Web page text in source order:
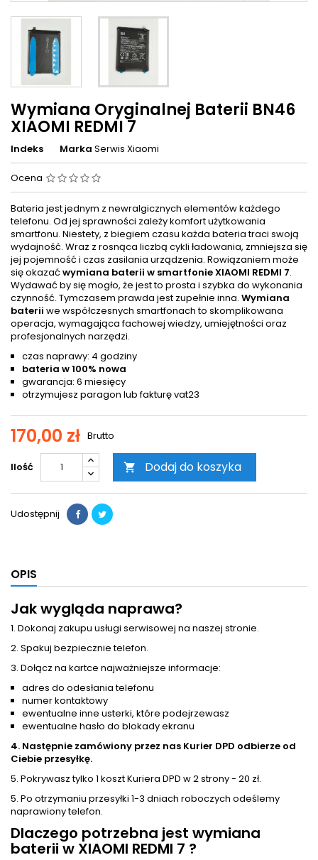
Wymiana Oryginalnej Baterii BN46
XIAOMI REDMI 7
Indeks Marka Serwis Xiaomi
Ocena
Bateria jest jednym z newralgicznych elementów każdego
telefonu. Od jej sprawności zależy komfort użytkowania
smartfonu. Niestety, z biegiem czasu każda bateria traci swoją
wydajność. Wraz z rosnąca liczbą cykli ładowania, zmniejsza się
jej pojemność i czas zasilania urządzenia. Rowiązaniem może
się okazać wymiana baterii w smartfonie XIAOMI REDMI 7.
Wydawać by się mogło, że jest to prosta i szybka do wykonania
czynność. Tymczasem prawda jest zupełnie inna. Wymiana
baterii we współczesnych smartfonach to skomplikowana
operacja, wymagająca fachowej wiedzy, umiejętności oraz
profesjonalnych narzędzi.
czas naprawy: 4 godziny
bateria w 100% nowa
gwarancja: 6 miesięcy
otrzymujesz paragon lub fakturę vat23
170,00 zł Brutto
Ilość  Dodaj do koszyka
Udostępnij
OPIS
Jak wygląda naprawa?
1. Dokonaj zakupu usługi serwisowej na naszej stronie.
2. Spakuj bezpiecznie telefon.
3. Dołącz na kartce najważniejsze informacje:
adres do odesłania telefonu
numer kontaktowy
ewentualne inne usterki, które podejrzewasz
ewentualne hasło do blokady ekranu
4. Następnie zamówiony przez nas Kurier DPD odbierze od
Ciebie przesyłkę.
5. Pokrywasz tylko 1 koszt Kuriera DPD w 2 strony - 20 zł.
5. Po otrzymaniu przesyłki 1-3 dniach roboczych odeślemy
naprawiony telefon.
Dlaczego potrzebna jest wymiana
baterii w XIAOMI REDMI 7 ?